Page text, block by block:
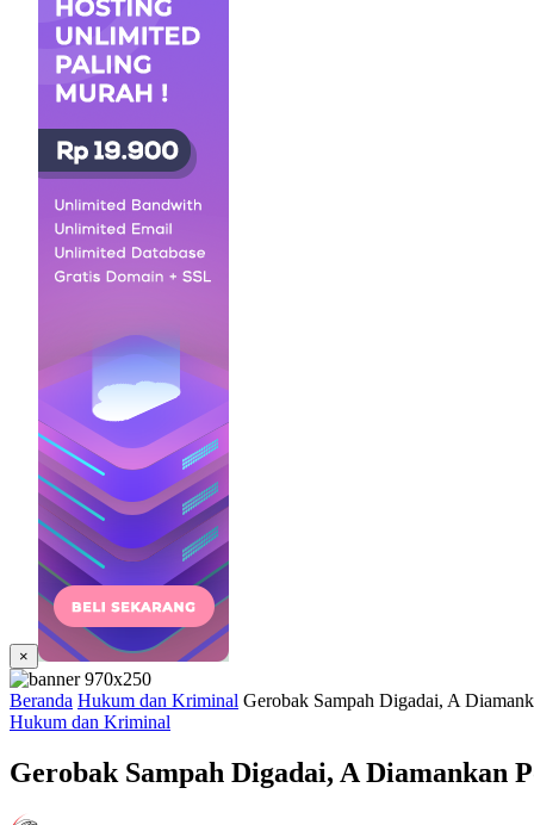
×
Beranda Hukum dan Kriminal Gerobak Sampah Digadai, A
Hukum dan Kriminal
Gerobak Sampah Digadai, A Diamankan